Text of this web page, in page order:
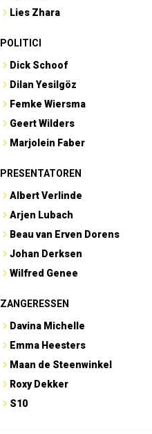
Lies Zhara
POLITICI
Dick Schoof
Dilan Yesilgöz
Femke Wiersma
Geert Wilders
Marjolein Faber
PRESENTATOREN
Albert Verlinde
Arjen Lubach
Beau van Erven Dorens
Johan Derksen
Wilfred Genee
ZANGERESSEN
Davina Michelle
Emma Heesters
Maan de Steenwinkel
Roxy Dekker
S10